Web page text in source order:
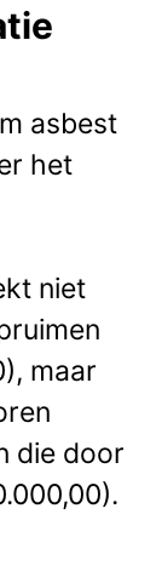
asbest
het
niet
maar
die door